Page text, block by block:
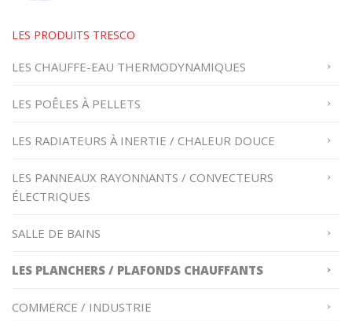
LES PRODUITS TRESCO
LES CHAUFFE-EAU THERMODYNAMIQUES
LES POÊLES À PELLETS
LES RADIATEURS À INERTIE / CHALEUR DOUCE
LES PANNEAUX RAYONNANTS / CONVECTEURS
ÉLECTRIQUES
SALLE DE BAINS
LES PLANCHERS / PLAFONDS CHAUFFANTS
COMMERCE / INDUSTRIE